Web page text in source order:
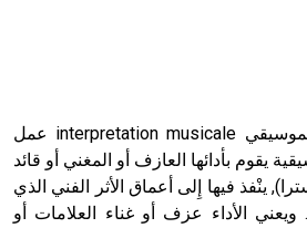
الأداء الموسيقي الأداء الموسيقي interpretation musicale عمل
يقوم بأدائها العازف أو المغني أو قائد
ينْفذ فيها إِلى أعماق الأثر الفني الذي
الأداء عزف أو غناء العلامات أو